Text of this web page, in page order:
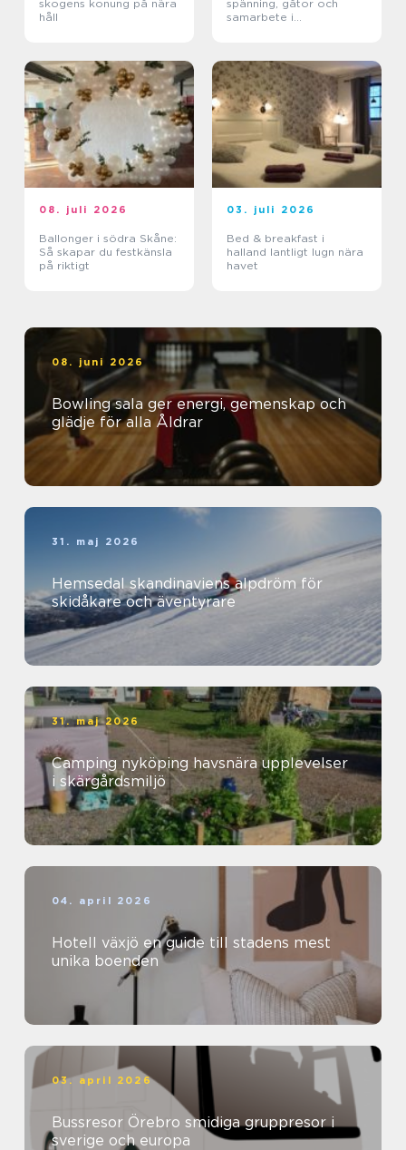
skogens konung på nära
håll
spänning, gåtor och
samarbete i
08. juli 2026
Ballonger i södra Skåne:
Så skapar du festkänsla
på riktigt
03. juli 2026
Bed & breakfast i
halland lantligt lugn nära
havet
08. juni 2026
Bowling sala ger energi, gemenskap och
glädje för alla Åldrar
31. maj 2026
Hemsedal skandinaviens alpdröm för
skidåkare och äventyrare
31. maj 2026
Camping nyköping havsnära upplevelser
i skärgårdsmiljö
04. april 2026
Hotell växjö en guide till stadens mest
unika boenden
03. april 2026
Bussresor Örebro smidiga gruppresor i
sverige och europa